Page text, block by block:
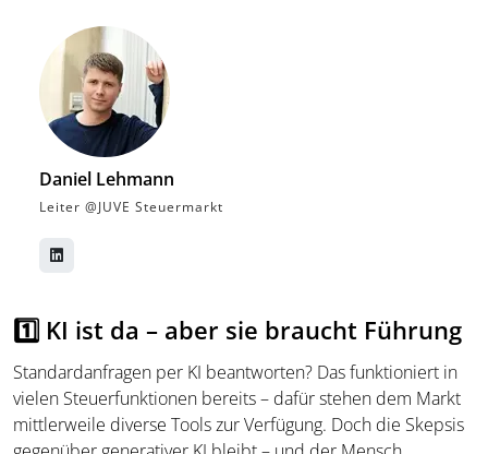
Daniel Lehmann
Leiter @JUVE Steuermarkt
1️⃣ KI ist da – aber sie braucht Führung
Standardanfragen per KI beantworten? Das funktioniert in
vielen Steuerfunktionen bereits – dafür stehen dem Markt
mittlerweile diverse Tools zur Verfügung. Doch die Skepsis